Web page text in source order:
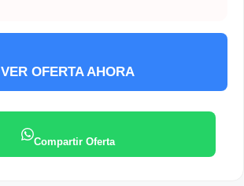
VER OFERTA AHORA
Compartir Oferta